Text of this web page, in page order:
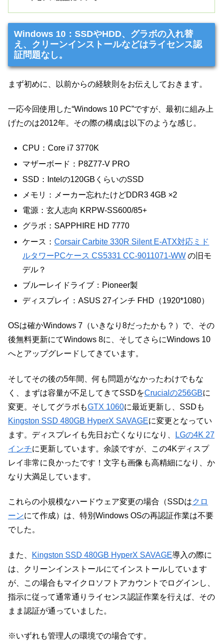
Windows 10：SSDやHDD、グラボの入れ替
え、クリーンインストールなどはライセンス認
証問題なし。
まず初めに、以前からの経験則をお伝えしておきます。
一応今回使用した“Windows 10 PC”ですが、最初に組み上
げたのは2012年。その際の構成は以下のような感じ。
CPU：Core i7 3770K
マザーボード：P8Z77-V PRO
SSD：Intelの120GBくらいのSSD
メモリ：メーカー忘れたけどDDR3 4GB ×2
電源：玄人志向 KRPW-SS600/85+
グラボ：SAPPHIRE HD 7770
ケース：Corsair Carbite 330R Silent E-ATX対応ミド
ルタワーPCケース CS5331 CC-9011071-WW の旧モ
デル？
ブルーレイドライブ：Pioneer製
ディスプレイ：ASUS 27インチ FHD（1920*1080）
OSは確かWindows 7（いきなり8だったかも？）で、その
後無料更新にてWindows 8に、そしてさらにWindows 10
へとアップグレードしてきています。
そしてその後の5年間、何も問題がなかったわけでもな
く、まずは容量が不足してきてSSDをCrucialの256GBに
変更。そしてグラボもGTX 1060に最近更新し、SSDも
Kingston SSD 480GB HyperX SAVAGEに変更となってい
ます。ディスプレイも先日お亡くなりになり、
LGの4K 27
インチに更新しています。余談ですが、この4Kディスプ
レイ非常に良かったです！文字も画像も高精細になり、か
なり大満足しています。
これらの小規模なハードウェア変更の場合（SSDはクロ
ーンにて作成）は、特別Windows OSの再認証作業は不要
でした。
また、 Kingston SSD 480GB HyperX SAVAGE導入の際に
は、クリーンインストールにてインストールしています
が、この場合もマイクロソフトアカウントでログインし、
指示に従って通常通りライセンス認証作業を行えば、その
まま認証が通っていました。
※いずれも管理人の環境での場合です。